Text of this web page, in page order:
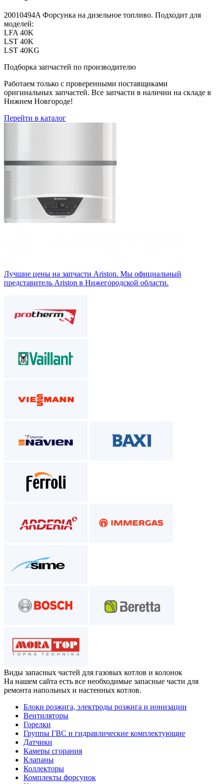
20010494A Форсунка на дизельное топливо. Подходит для
моделей:
LFA 40K
LST 40K
LST 40KG
Подборка запчастей по производителю
Работаем только с проверенными поставщиками
оригинальных запчастей. Все запчасти в наличии на складе в
Нижнем Новгороде!
Перейти в каталог
Лучшие цены на запчасти Аriston. Мы официальный
представитель Ariston в Нижегородской области.
Виды запасных частей для газовых котлов и колонок
На нашем сайта есть все необходимые запасные части для
ремонта напольных и настенных котлов.
Блоки розжига, электроды розжига и ионизации
Вентиляторы
Горелки
Группы ГВС и гидравлические комплектующие
Датчики
Камеры сгорания
Клапаны
Коллекторы
Комплекты форсунок